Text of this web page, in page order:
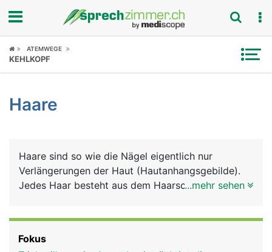
Fokus
Symptome
News
Rubriken
ATEMWEGE
KEHLKOPF
Haare
Haare sind so wie die Nägel eigentlich nur
Verlängerungen der Haut (Hautanhangsgebilde).
Jedes Haar besteht aus dem Haarschaft und der
die feinste Haarbewegungen registrieren. Die
...mehr sehen
Fokus